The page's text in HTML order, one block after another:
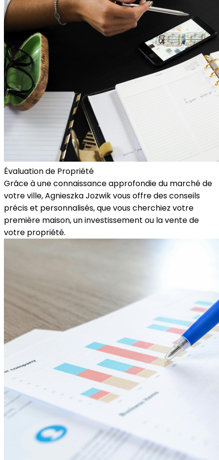
Évaluation de Propriété
Grâce à une connaissance approfondie du marché de
votre ville, Agnieszka Jozwik vous offre des conseils
précis et personnalisés, que vous cherchiez votre
première maison, un investissement ou la vente de
votre propriété.